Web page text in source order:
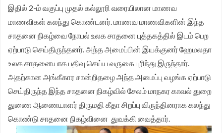
இதில் 2-ம் வகுப்பு முதல் கல்லூரி வரையிலான மாணவ
மாணவிகள் கலந்து கொண்டனர். மாணவ மாணவிகளின் இந்த
சாதனை நிகழ்வை நோபல் உலக சாதனை புத்தகத்தில் இடம் பெற
ஏற்பாடு செய்திருந்தனர். அந்த அமைப்பின் இயக்குனர் ஹேமலதா
உலக சாதனையாக பதிவு செய்ய வருகை புரிந்து இருந்தார்.
அதற்கான அங்கீகார சான்றிதழை அந்த அமைப்பு வழங்க ஏற்பாடு
செய்திருந்த இந்த சாதனை நிகழ்வில் சேலம் மாநகர காவல் துறை
துணை ஆணையாளர் திருமதி கீதா சிறப்பு விருந்தினராக கலந்து
கொண்டு சாதனை நிகழ்வினை துவக்கி வைத்தார்.